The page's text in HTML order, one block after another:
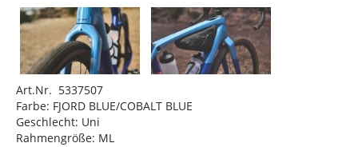
Art.Nr. 5337507
Farbe: FJORD BLUE/COBALT BLUE
Geschlecht: Uni
Rahmengröße: ML